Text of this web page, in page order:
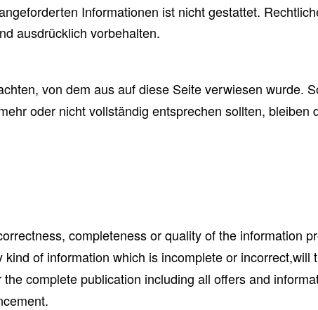
Informationen ist nicht gestattet.
ausdrücklich vorbehalten.
von dem aus auf diese Seite verwiesen wurde.
oder nicht vollständig entsprechen sollten, bleiben
completeness or quality of the information
of information which is incomplete or incorrect,will
complete publication including all offers and